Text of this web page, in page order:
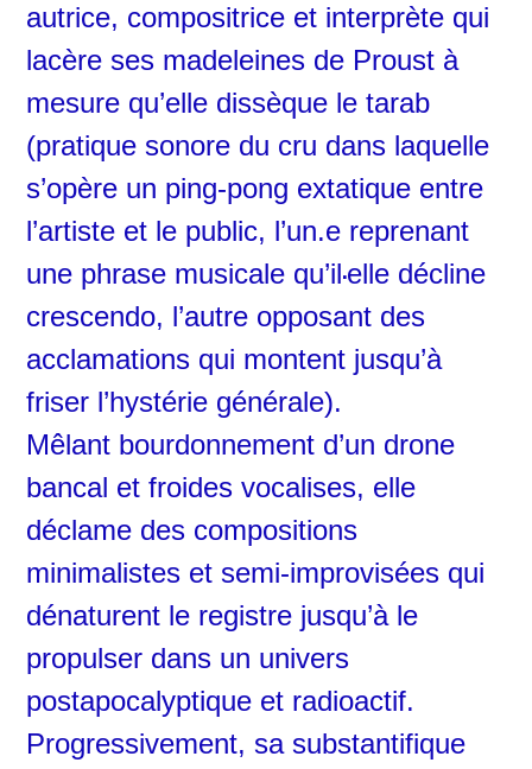
autrice, compositrice et interprète qui
lacère ses madeleines de Proust à
mesure qu’elle dissèque le tarab
(pratique sonore du cru dans laquelle
s’opère un ping-pong extatique entre
l’artiste et le public, l’un.e reprenant
une phrase musicale qu’il·elle décline
crescendo, l’autre opposant des
acclamations qui montent jusqu’à
friser l’hystérie générale).
Mêlant bourdonnement d’un drone
bancal et froides vocalises, elle
déclame des compositions
minimalistes et semi-improvisées qui
dénaturent le registre jusqu’à le
propulser dans un univers
postapocalyptique et radioactif.
Progressivement, sa substantifique